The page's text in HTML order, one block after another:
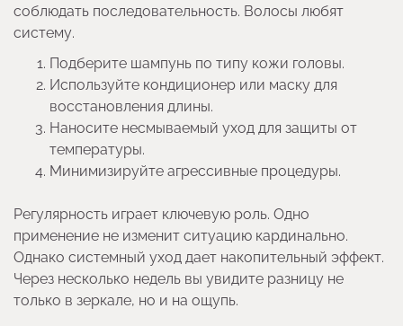
соблюдать последовательность. Волосы любят
систему.
Подберите шампунь по типу кожи головы.
Используйте кондиционер или маску для
восстановления длины.
Наносите несмываемый уход для защиты от
температуры.
Минимизируйте агрессивные процедуры.
Регулярность играет ключевую роль. Одно
применение не изменит ситуацию кардинально.
Однако системный уход дает накопительный эффект.
Через несколько недель вы увидите разницу не
только в зеркале, но и на ощупь.